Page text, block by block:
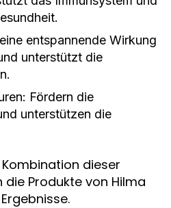
entspannende Wirkung
unterstützt die
Fördern die
unterstützen die
dieser
Produkte von Hilma